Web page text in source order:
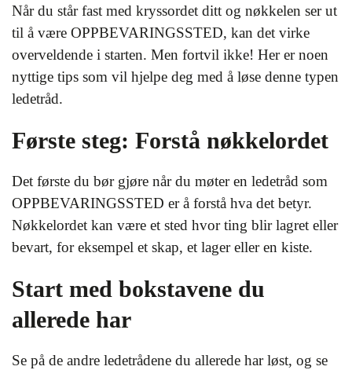
Når du står fast med kryssordet ditt og nøkkelen ser ut
til å være OPPBEVARINGSSTED, kan det virke
overveldende i starten. Men fortvil ikke! Her er noen
nyttige tips som vil hjelpe deg med å løse denne typen
ledetråd.
Første steg: Forstå nøkkelordet
Det første du bør gjøre når du møter en ledetråd som
OPPBEVARINGSSTED er å forstå hva det betyr.
Nøkkelordet kan være et sted hvor ting blir lagret eller
bevart, for eksempel et skap, et lager eller en kiste.
Start med bokstavene du
allerede har
Se på de andre ledetrådene du allerede har løst, og se